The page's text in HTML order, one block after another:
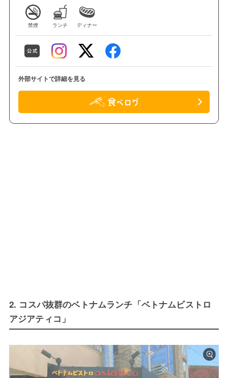
禁煙 ランチ ディナー
外部サイトで詳細を見る
2. コスパ抜群のベトナムランチ「ベトナムビストロ
アジアティコ」